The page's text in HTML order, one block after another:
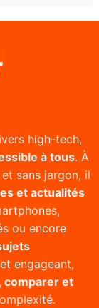
high-tech,
à tous. À
sans jargon, il
et actualités
ou encore
engageant,
comparer et